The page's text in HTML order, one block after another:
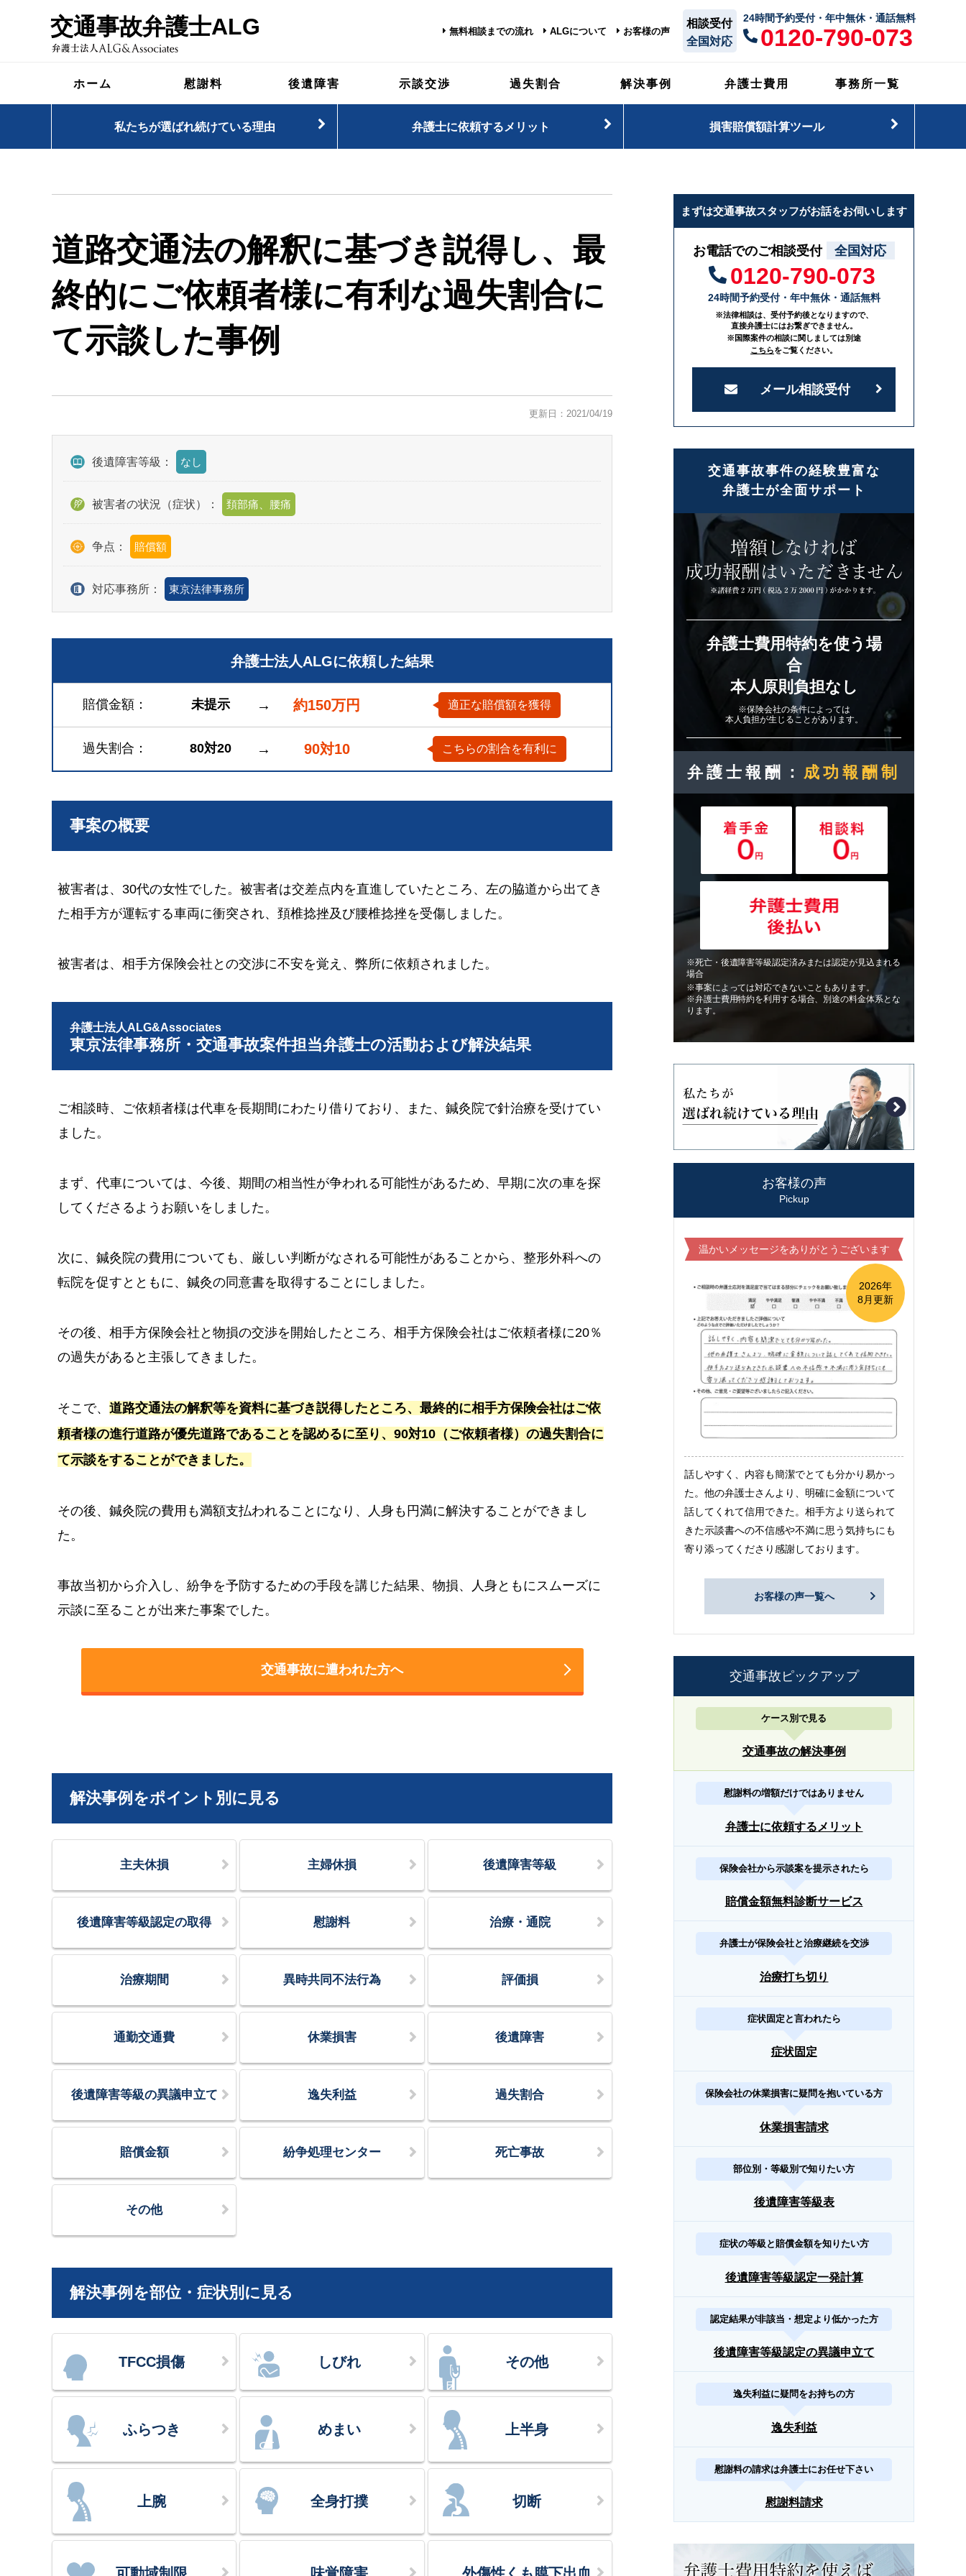
交通事故弁護士ALG 無料相談までの流れ ALGについて お客様の声
相談受付
全国対応
24時間予約受付・年中無休・通話無料
0120-790-073
ホーム 慰謝料 後遺障害 示談交渉 過失割合 解決事例 弁護士費用 事務所一覧
私たちが選ばれ続けている理由 弁護士に依頼するメリット 損害賠償額計算ツール
道路交通法の解釈に基づき説得し、最
終的にご依頼者様に有利な過失割合に
て示談した事例
更新日：2021/04/19
後遺障害等級： なし
被害者の状況（症状）： 頚部痛、腰痛
争点： 賠償額
対応事務所： 東京法律事務所
弁護士法人ALGに依頼した結果
賠償金額 未提示 → 約150万円 適正な賠償額を獲得
過失割合 80対20 → 90対10 こちらの割合を有利に
事案の概要
被害者は、30代の女性でした。被害者は交差点内を直進していたところ、左の脇道から出てき
た相手方が運転する車両に衝突され、頚椎捻挫及び腰椎捻挫を受傷しました。
被害者は、相手方保険会社との交渉に不安を覚え、弊所に依頼されました。
弁護士法人ALG&Associates
東京法律事務所・交通事故案件担当弁護士の活動および解決結果
ご相談時、ご依頼者様は代車を長期間にわたり借りており、また、鍼灸院で針治療を受けてい
ました。
まず、代車については、今後、期間の相当性が争われる可能性があるため、早期に次の車を探
してくださるようお願いをしました。
次に、鍼灸院の費用についても、厳しい判断がなされる可能性があることから、整形外科への
転院を促すとともに、鍼灸の同意書を取得することにしました。
その後、相手方保険会社と物損の交渉を開始したところ、相手方保険会社はご依頼者様に20％
の過失があると主張してきました。
そこで、 道路交通法の解釈等を資料に基づき説得したところ、最終的に相手方保険会社はご依
頼者様の進行道路が優先道路であることを認めるに至り、90対10（ご依頼者様）の過失割合に
て示談をすることができました。
その後、鍼灸院の費用も満額支払われることになり、人身も円満に解決することができまし
た。
事故当初から介入し、紛争を予防するための手段を講じた結果、物損、人身ともにスムーズに
示談に至ることが出来た事案でした。
交通事故に遭われた方へ
解決事例をポイント別に見る
主夫休損 主婦休損 後遺障害等級
後遺障害等級認定の取得 慰謝料 治療・通院
治療期間 異時共同不法行為 評価損
通勤交通費 休業損害 後遺障害
後遺障害等級の異議申立て 逸失利益 過失割合
賠償金額 紛争処理センター 死亡事故
その他
解決事例を部位・症状別に見る
TFCC損傷 しびれ その他
ふらつき めまい 上半身
上腕 全身打撲 切断
まずは交通事故スタッフがお話をお伺いします
お電話でのご相談受付 全国対応
0120-790-073
24時間予約受付・年中無休・通話無料
※法律相談は、受付予約後となりますので、
直接弁護士にはお繋ぎできません。
※国際案件の相談に関しましては別途
こちらをご覧ください。
メール相談受付
交通事故事件の経験豊富な
弁護士が全面サポート
弁護士費用特約を使う場
合
本人原則負担なし
※保険会社の条件によっては
本人負担が生じることがあります。
弁護士報酬： 成功報酬制
※死亡・後遺障害等級認定済みまたは認定が見込まれる
場合
※事案によっては対応できないこともあります。
※弁護士費用特約を利用する場合、別途の料金体系とな
ります。
お客様の声
Pickup
温かいメッセージをありがとうございます
2026年
8月更新
話しやすく、内容も簡潔でとても分かり易かっ
た。他の弁護士さんより、明確に金額について
話してくれて信用できた。相手方より送られて
きた示談書への不信感や不満に思う気持ちにも
寄り添ってくださり感謝しております。
お客様の声一覧へ
交通事故ピックアップ
ケース別で見る
交通事故の解決事例
慰謝料の増額だけではありません
弁護士に依頼するメリット
保険会社から示談案を提示されたら
賠償金額無料診断サービス
弁護士が保険会社と治療継続を交渉
治療打ち切り
症状固定と言われたら
症状固定
保険会社の休業損害に疑問を抱いている方
休業損害請求
部位別・等級別で知りたい方
後遺障害等級表
症状の等級と賠償金額を知りたい方
後遺障害等級認定一発計算
認定結果が非該当・想定より低かった方
後遺障害等級認定の異議申立て
逸失利益に疑問をお持ちの方
逸失利益
慰謝料の請求は弁護士にお任せ下さい
慰謝料請求